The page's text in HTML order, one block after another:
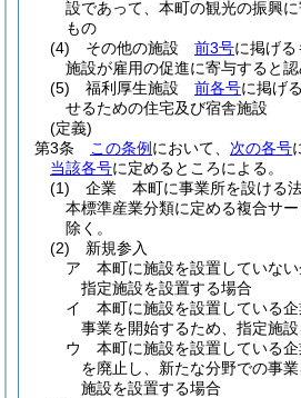
設であって、本町の観光の振興
もの
(4)
その他の施設 前3号に掲げ
施設が雇用の促進に寄与すると
(5)
福利厚生施設 前各号に掲げ
せるための住宅及び宿舎施設
(定義)
第3条
この条例 において、 次の各号
当該各号に定めるところによる。
(1)
企業 本町に事業所を設ける法
本標準産業分類に定める複合サ
除く。
(2)
新規参入
ア
本町に施設を設置していな
指定施設を設置する場合
イ
本町に施設を設置している
事業を開始するため、指定施
ウ
本町に施設を設置している
を廃止し、新たな分野での事
施設を設置する場合